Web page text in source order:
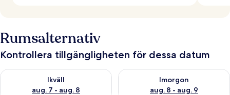
Rumsalternativ
Kontrollera tillgängligheten för dessa datum
Ikväll
aug. 7 - aug. 8
Kontrollera tillgängligheten för ikväll aug. 7 - aug. 8
Imorgon
aug. 8 - aug. 9
Kontrollera tillgängligheten